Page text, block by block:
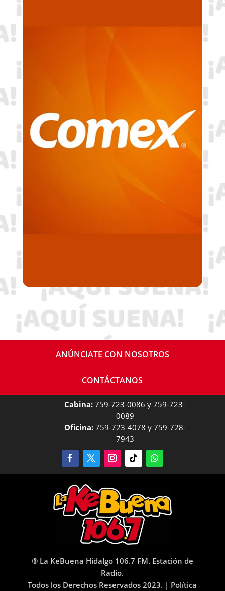
ANÚNCIATE CON NOSOTROS
CONTÁCTANOS
Cabina: 759-723-0086 y 759-723-
0089
Oficina:759-723-4078 y 759-728-
7943
® La KeBuena Hidalgo 106.7 FM. Estación de
Radio.
Todos los Derechos Reservados 2023. | Política